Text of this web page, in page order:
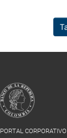
PORTAL CORPORATIVO